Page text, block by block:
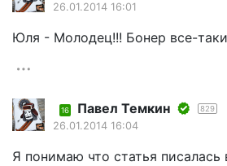
26.01.2014 16:01
Юля - Молодец!!! Бонер все-
16 Павел Темкин 829
26.01.2014 16:04
Я понимаю что статья писалась